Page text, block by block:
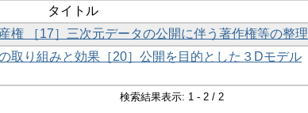
タイトル
権 ［17］三次元データの公開に伴う著作権等の整理
取り組みと効果［20］公開を目的とした３Dモデル
検索結果表示: 1 - 2 / 2